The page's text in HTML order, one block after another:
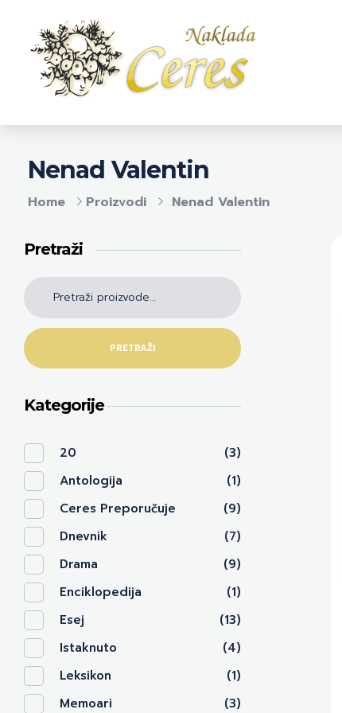
Home Proizvodi Nenad Valentin
Nenad Valentin
Pretraži
PRETRAŽI
Kategorije
20
(3)
Antologija
(1)
Ceres Preporučuje
(9)
Dnevnik
(7)
Drama
(9)
Enciklopedija
(1)
Esej
(13)
Istaknuto
(4)
Leksikon
(1)
Memoari
(3)